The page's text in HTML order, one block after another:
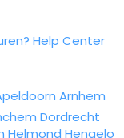
Help Center
Arnhem
Dordrecht
Helmond Hengelo